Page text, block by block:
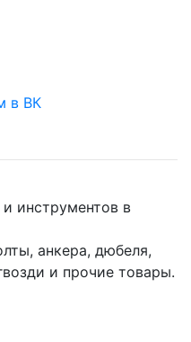
в ВК
инструментов в
анкера, дюбеля,
и прочие товары.